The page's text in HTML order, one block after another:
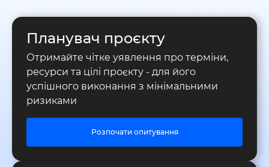
Планувач проєкту
Отримайте чітке уявлення про терміни,
ресурси та цілі проєкту - для його
успішного виконання з мінімальними
ризиками
Розпочати опитування